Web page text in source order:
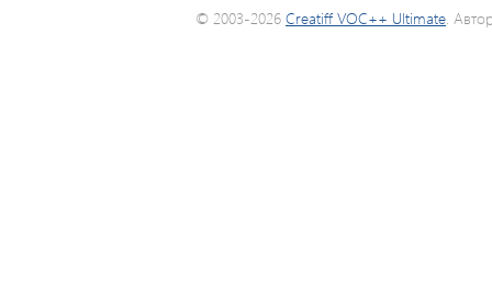
© 2003-2026 Creatiff VOC++ Ultimate.